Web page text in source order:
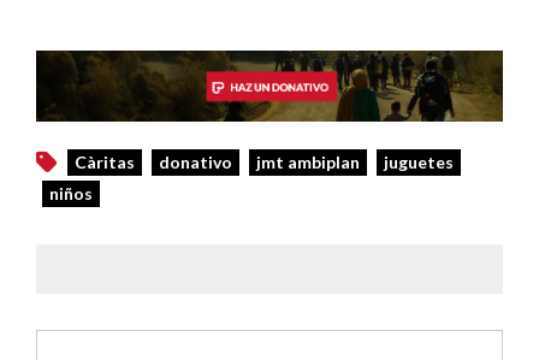
Càritas donativo jmt ambiplan
juguetes
niños